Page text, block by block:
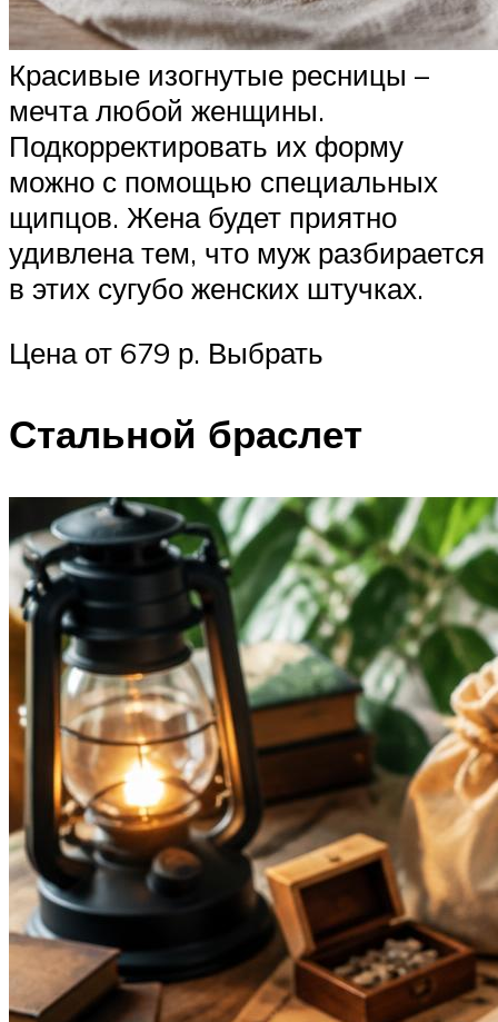
Красивые изогнутые ресницы –
мечта любой женщины.
Подкорректировать их форму
можно с помощью специальных
щипцов. Жена будет приятно
удивлена тем, что муж разбирается
в этих сугубо женских штучках.
Цена от 679 р. Выбрать
Стальной браслет